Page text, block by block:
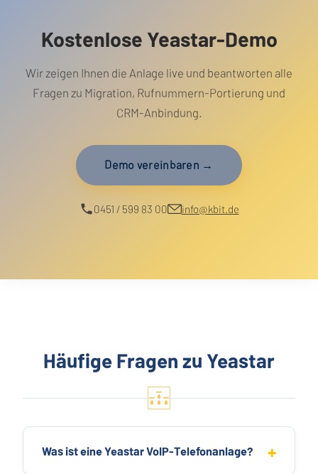
Kostenlose Yeastar-Demo
Wir zeigen Ihnen die Anlage live und beantworten alle
Fragen zu Migration, Rufnummern-Portierung und
CRM-Anbindung.
Demo vereinbaren →
0451 / 599 83 00 info@kbit.de
Häufige Fragen zu Yeastar
Was ist eine Yeastar VoIP-Telefonanlage?